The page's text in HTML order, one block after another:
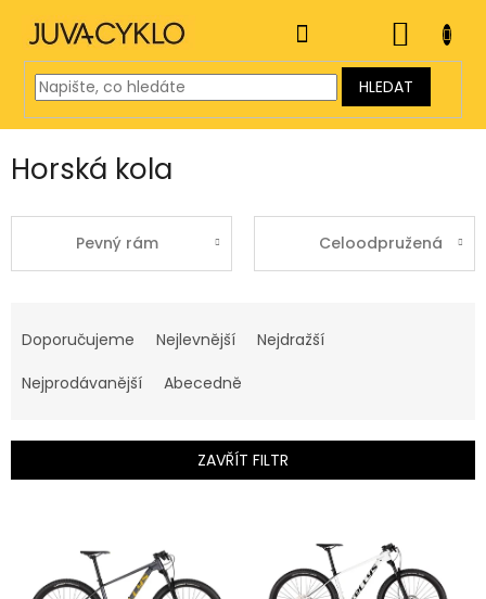
obsah
HLEDAT
KOŠÍK
Horská kola
Pevný rám Celoodpružená
a
e
í
r
Doporučujeme Nejlevnější
Nejdražší
Nejprodávanější
Abecedně
ZAVŘÍT FILTR